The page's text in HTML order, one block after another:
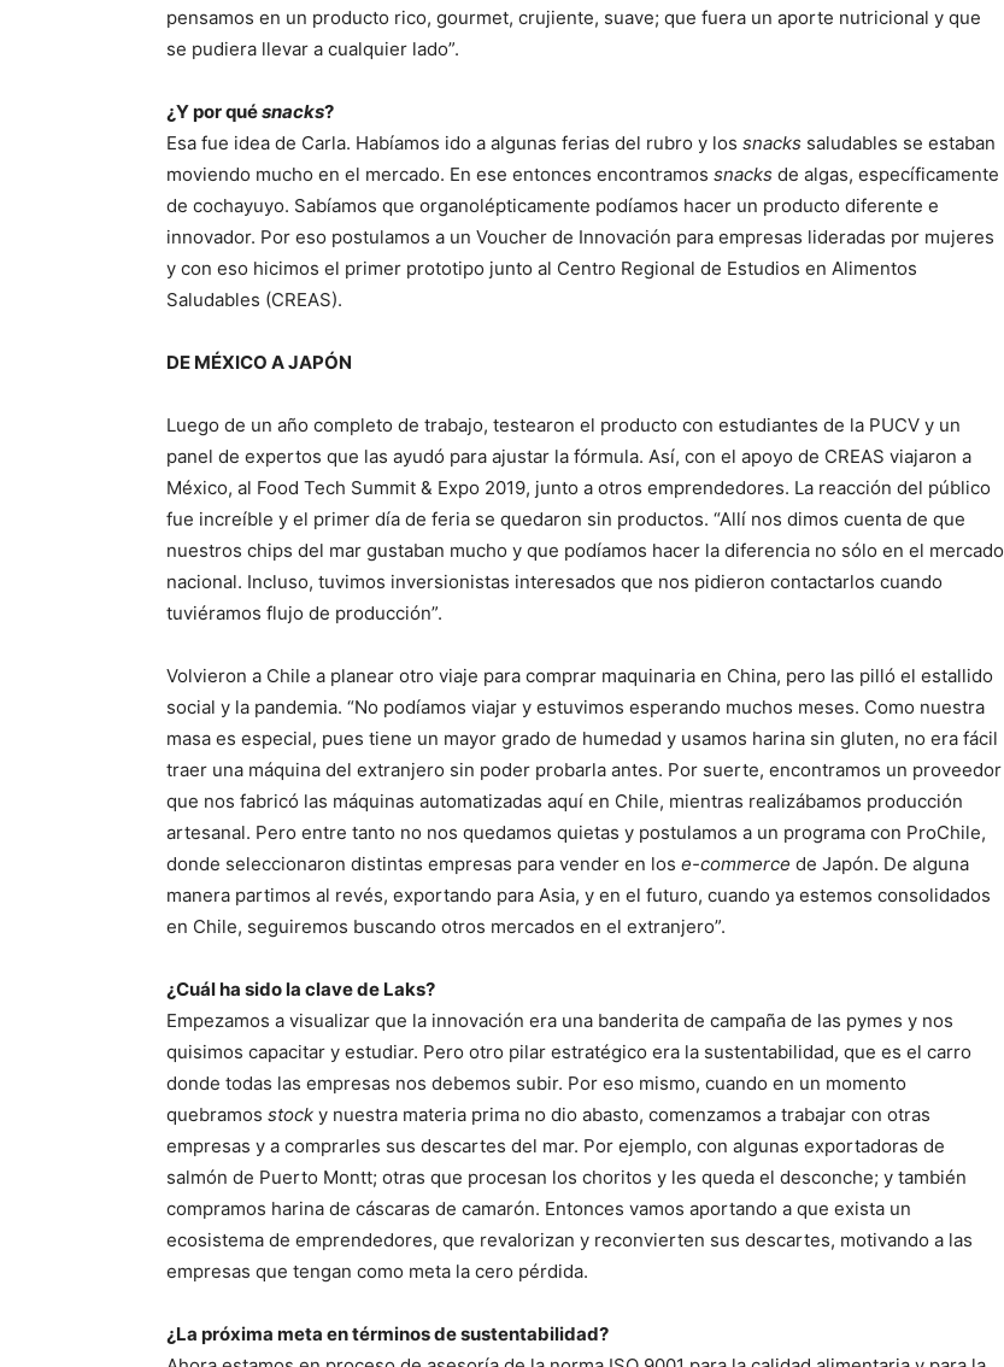
pensamos en un producto rico, gourmet, crujiente, suave; que fuera un aporte nutricional y que
se pudiera llevar a cualquier lado”.
¿Y por quésnacks?
Esa fue idea de Carla. Habíamos ido a algunas ferias del rubro y los snacks saludables se estaban
moviendo mucho en el mercado. En ese entonces encontramos snacks de algas, específicamente
de cochayuyo. Sabíamos que organolépticamente podíamos hacer un producto diferente e
innovador. Por eso postulamos a un Voucher de Innovación para empresas lideradas por mujeres
y con eso hicimos el primer prototipo junto al Centro Regional de Estudios en Alimentos
Saludables (CREAS).
DE MÉXICO A JAPÓN
Luego de un año completo de trabajo, testearon el producto con estudiantes de la PUCV y un
panel de expertos que las ayudó para ajustar la fórmula. Así, con el apoyo de CREAS viajaron a
México, al Food Tech Summit & Expo 2019, junto a otros emprendedores. La reacción del público
fue increíble y el primer día de feria se quedaron sin productos. “Allí nos dimos cuenta de que
nuestros chips del mar gustaban mucho y que podíamos hacer la diferencia no sólo en el mercado
nacional. Incluso, tuvimos inversionistas interesados que nos pidieron contactarlos cuando
tuviéramos flujo de producción”.
Volvieron a Chile a planear otro viaje para comprar maquinaria en China, pero las pilló el estallido
social y la pandemia. “No podíamos viajar y estuvimos esperando muchos meses. Como nuestra
masa es especial, pues tiene un mayor grado de humedad y usamos harina sin gluten, no era fácil
traer una máquina del extranjero sin poder probarla antes. Por suerte, encontramos un proveedor
que nos fabricó las máquinas automatizadas aquí en Chile, mientras realizábamos producción
artesanal. Pero entre tanto no nos quedamos quietas y postulamos a un programa con ProChile,
donde seleccionaron distintas empresas para vender en los e-commerce de Japón. De alguna
manera partimos al revés, exportando para Asia, y en el futuro, cuando ya estemos consolidados
en Chile, seguiremos buscando otros mercados en el extranjero”.
¿Cuál ha sido la clave de Laks?
Empezamos a visualizar que la innovación era una banderita de campaña de las pymes y nos
quisimos capacitar y estudiar. Pero otro pilar estratégico era la sustentabilidad, que es el carro
donde todas las empresas nos debemos subir. Por eso mismo, cuando en un momento
quebramos stock y nuestra materia prima no dio abasto, comenzamos a trabajar con otras
empresas y a comprarles sus descartes del mar. Por ejemplo, con algunas exportadoras de
salmón de Puerto Montt; otras que procesan los choritos y les queda el desconche; y también
compramos harina de cáscaras de camarón. Entonces vamos aportando a que exista un
ecosistema de emprendedores, que revalorizan y reconvierten sus descartes, motivando a las
empresas que tengan como meta la cero pérdida.
¿La próxima meta en términos de sustentabilidad?